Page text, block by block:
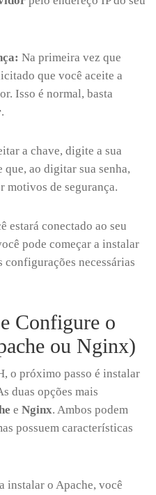
Na primeira vez que
que você aceite a
Isso é normal, basta
.
a chave, digite a sua
que, ao digitar sua senha,
motivos de segurança.
estará conectado ao seu
pode começar a instalar
configurações necessárias
Configure o
ou Nginx)
o próximo passo é instalar
duas opções mais
e Nginx. Ambos podem
possuem características
instalar o Apache, você